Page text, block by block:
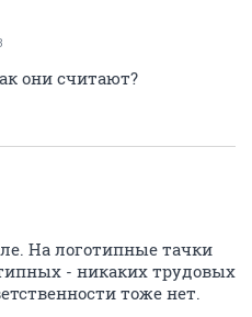
они считают?
На логотипные тачки
- никаких трудовых
тоже нет.